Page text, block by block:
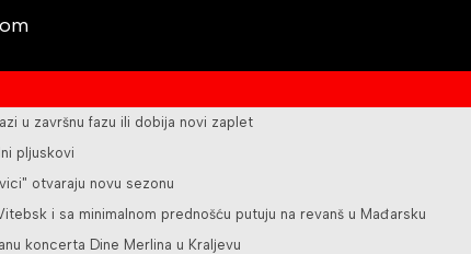
u završnu fazu ili dobija novi zaplet
pljuskovi
otvaraju novu sezonu
i sa minimalnom prednošću putuju na revanš u Mađarsku
koncerta Dine Merlina u Kraljevu